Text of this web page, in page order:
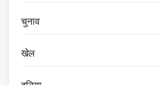
चुनाव
खेल